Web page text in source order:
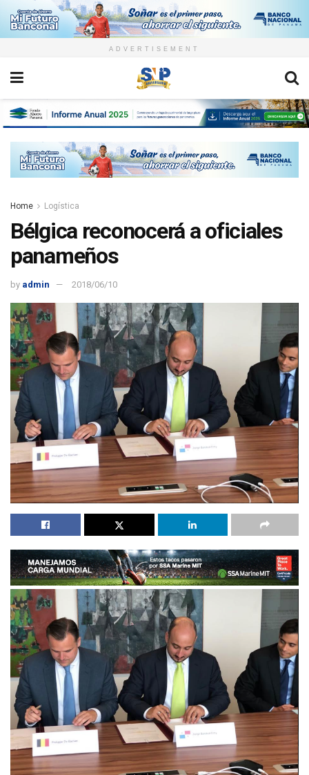
ADVERTISEMENT
Home Logística
Bélgica reconocerá a oficiales
panameños
by admin 2018/06/10